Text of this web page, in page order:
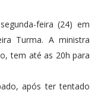
feira (24) em
Turma. A ministra
tem até as 20h para
após ter tentado